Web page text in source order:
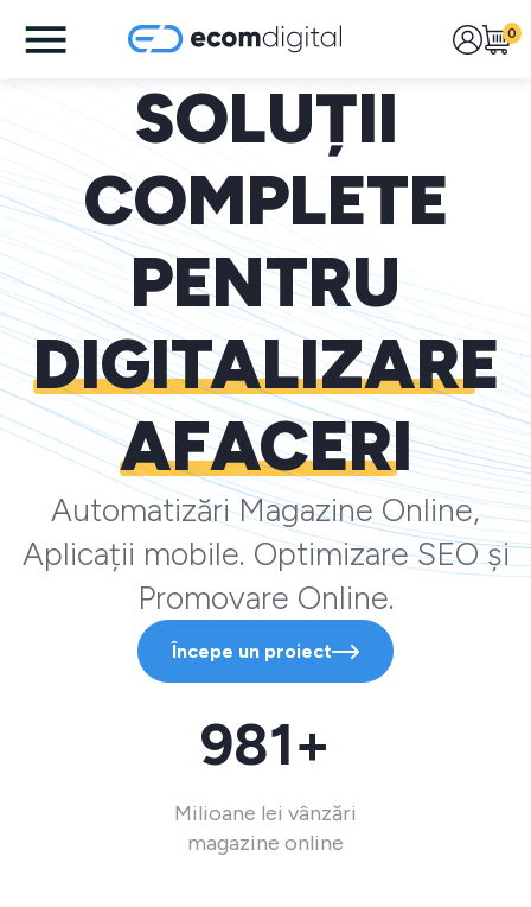
0
SOLUȚII
COMPLETE
PENTRU
DIGITALIZARE
AFACERI
Automatizări Magazine Online,
Aplicații mobile. Optimizare SEO și
Promovare Online.
Începe un proiect
981+
Milioane lei vânzări
magazine online